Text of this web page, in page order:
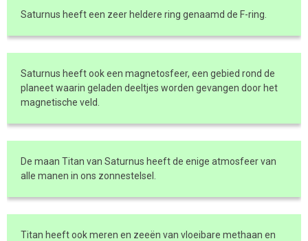
Saturnus heeft een zeer heldere ring genaamd de F-ring.
Saturnus heeft ook een magnetosfeer, een gebied rond de
planeet waarin geladen deeltjes worden gevangen door het
magnetische veld.
De maan Titan van Saturnus heeft de enige atmosfeer van
alle manen in ons zonnestelsel.
Titan heeft ook meren en zeeën van vloeibare methaan en